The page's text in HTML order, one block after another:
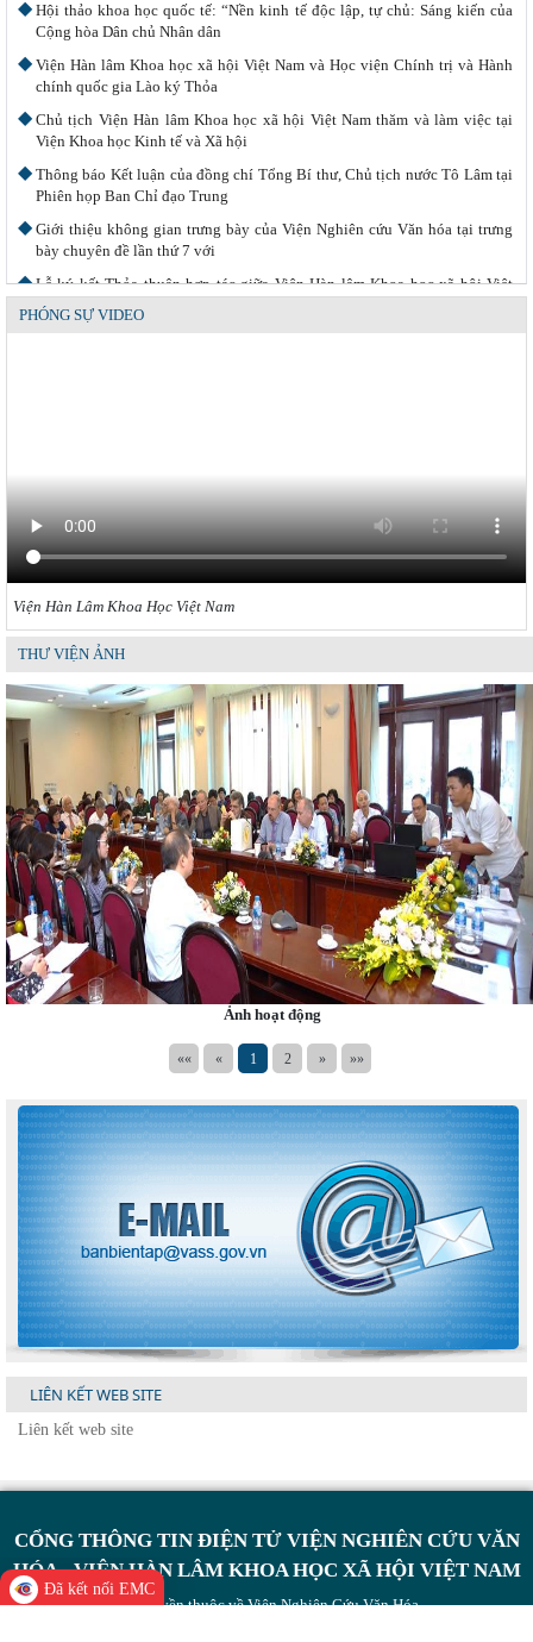
Hội thảo khoa học quốc tế: “Nền kinh tế độc lập, tự chủ: Sáng kiến của
Cộng hòa Dân chủ Nhân dân
Viện Hàn lâm Khoa học xã hội Việt Nam và Học viện Chính trị và Hành
chính quốc gia Lào ký Thỏa
Chủ tịch Viện Hàn lâm Khoa học xã hội Việt Nam thăm và làm việc tại
Viện Khoa học Kinh tế và Xã hội
Thông báo Kết luận của đồng chí Tổng Bí thư, Chủ tịch nước Tô Lâm tại
Phiên họp Ban Chỉ đạo Trung
Giới thiệu không gian trưng bày của Viện Nghiên cứu Văn hóa tại trưng
bày chuyên đề lần thứ 7 với
Lễ ký kết Thỏa thuận hợp tác giữa Viện Hàn lâm Khoa học xã hội Việt
Nam và Tỉnh ủy Cao Bằng
Khai mạc trưng bày “Kết nối truyền thống, vững bước tương lai”
PHÓNG SỰ VIDEO
Viện Hàn Lâm Khoa Học Việt Nam
THƯ VIỆN ẢNH
Ảnh hoạt động
«« « 1 2 » »»
LIÊN KẾT WEB SITE
CỔNG THÔNG TIN ĐIỆN TỬ VIỆN NGHIÊN CỨU VĂN
HÓA - VIỆN HÀN LÂM KHOA HỌC XÃ HỘI VIỆT NAM
Bản quyền thuộc về Viện Nghiên Cứu Văn Hóa
Đã kết nối EMC